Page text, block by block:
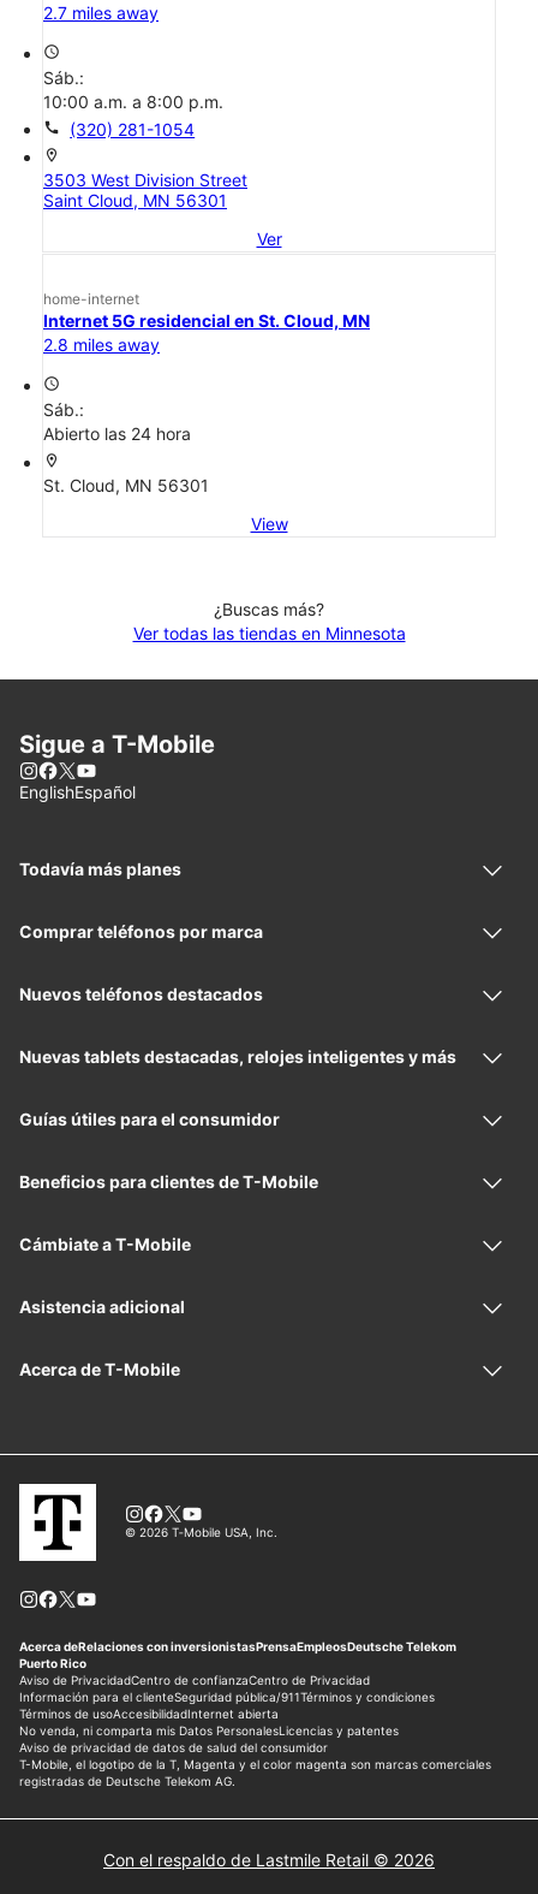
2.7 miles away
access_time
Sáb.:
10:00 a.m. a 8:00 p.m.
call (320) 281-1054
location_on
3503 West Division Street
Saint Cloud, MN 56301
Ver
home-internet
Internet 5G residencial en St. Cloud, MN
2.8 miles away
access_time
Sáb.:
Abierto las 24 hora
location_on
St. Cloud, MN 56301
View
¿Buscas más?
Ver todas las tiendas en Minnesota
Con el respaldo de Lastmile Retail © 2026